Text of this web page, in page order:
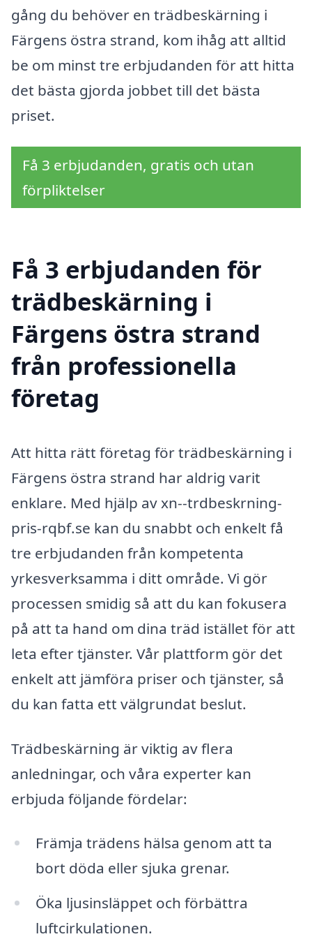
gång du behöver en trädbeskärning i
Färgens östra strand, kom ihåg att alltid
be om minst tre erbjudanden för att hitta
det bästa gjorda jobbet till det bästa
priset.
Få 3 erbjudanden, gratis och utan
förpliktelser
Få 3 erbjudanden för
trädbeskärning i
Färgens östra strand
från professionella
företag
Att hitta rätt företag för trädbeskärning i
Färgens östra strand har aldrig varit
enklare. Med hjälp av xn--trdbeskrning-
pris-rqbf.se kan du snabbt och enkelt få
tre erbjudanden från kompetenta
yrkesverksamma i ditt område. Vi gör
processen smidig så att du kan fokusera
på att ta hand om dina träd istället för att
leta efter tjänster. Vår plattform gör det
enkelt att jämföra priser och tjänster, så
du kan fatta ett välgrundat beslut.
Trädbeskärning är viktig av flera
anledningar, och våra experter kan
erbjuda följande fördelar:
Främja trädens hälsa genom att ta
bort döda eller sjuka grenar.
Öka ljusinsläppet och förbättra
luftcirkulationen.